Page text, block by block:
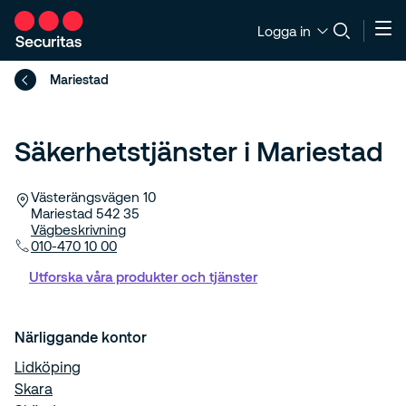
Logga in
Mariestad
Säkerhetstjänster i Mariestad
Västerängsvägen 10
Mariestad 542 35
Vägbeskrivning
010-470 10 00
Utforska våra produkter och tjänster
Närliggande kontor
Lidköping
Skara